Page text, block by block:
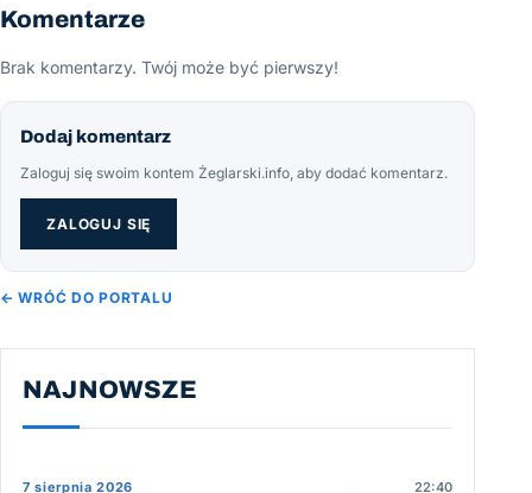
Komentarze
Brak komentarzy. Twój może być pierwszy!
Dodaj komentarz
Zaloguj się swoim kontem Żeglarski.info, aby dodać komentarz.
ZALOGUJ SIĘ
← WRÓĆ DO PORTALU
NAJNOWSZE
7 sierpnia 2026 22:40